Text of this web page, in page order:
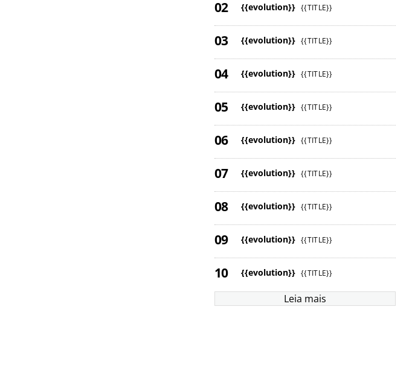
{{evolution}} {{TITLE}}
{{evolution}} {{TITLE}}
{{evolution}} {{TITLE}}
{{evolution}} {{TITLE}}
{{evolution}} {{TITLE}}
{{evolution}} {{TITLE}}
{{evolution}} {{TITLE}}
{{evolution}} {{TITLE}}
{{evolution}} {{TITLE}}
Leia mais